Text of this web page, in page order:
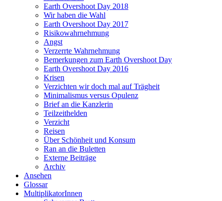
Earth Overshoot Day 2018
Wir haben die Wahl
Earth Overshoot Day 2017
Risikowahrnehmung
Angst
Verzerrte Wahrnehmung
Bemerkungen zum Earth Overshoot Day
Earth Overshoot Day 2016
Krisen
Verzichten wir doch mal auf Trägheit
Minimalismus versus Opulenz
Brief an die Kanzlerin
Teilzeithelden
Verzicht
Reisen
Über Schönheit und Konsum
Ran an die Buletten
Externe Beiträge
Archiv
Ansehen
Glossar
MultiplikatorInnen